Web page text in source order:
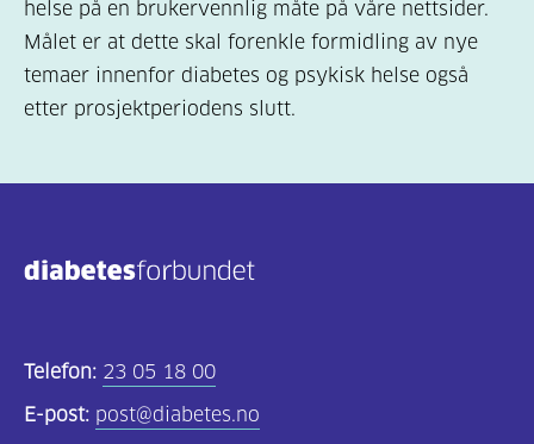
helse på en brukervennlig måte på våre nettsider.
Målet er at dette skal forenkle formidling av nye
temaer innenfor diabetes og psykisk helse også
etter prosjektperiodens slutt.
Telefon: 23 05 18 00
E-post: post@diabetes.no